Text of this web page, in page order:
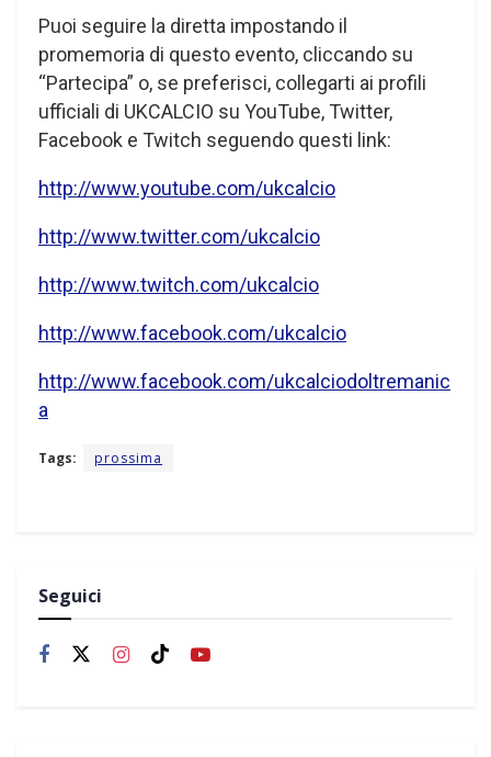
Puoi seguire la diretta impostando il
promemoria di questo evento, cliccando su
“Partecipa” o, se preferisci, collegarti ai profili
ufficiali di UKCALCIO su YouTube, Twitter,
Facebook e Twitch seguendo questi link:
http://www.youtube.com/ukcalcio
http://www.twitter.com/ukcalcio
http://www.twitch.com/ukcalcio
http://www.facebook.com/ukcalcio
http://www.facebook.com/ukcalciodoltremanic
a
Tags: prossima
Seguici